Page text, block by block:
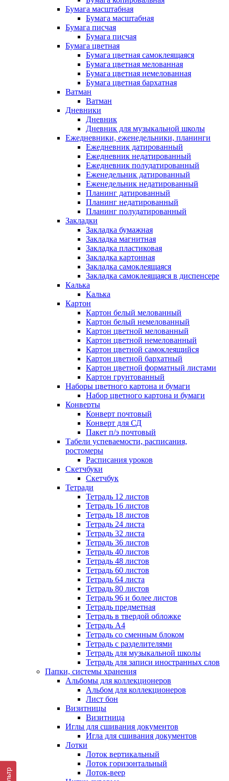
Бумага масштабная
Бумага масштабная
Бумага писчая
Бумага писчая
Бумага цветная
Бумага цветная самоклеящаяся
Бумага цветная мелованная
Бумага цветная немелованная
Бумага цветная бархатная
Ватман
Ватман
Дневники
Дневник
Дневник для музыкальной школы
Ежедневники, еженедельники, планинги
Ежедневник датированный
Ежедневник недатированный
Ежедневник полудатированный
Еженедельник датированный
Еженедельник недатированный
Планинг датированный
Планинг недатированный
Планинг полудатированный
Закладки
Закладка бумажная
Закладка магнитная
Закладка пластиковая
Закладка картонная
Закладка самоклеящаяся
Закладка самоклеящаяся в диспенсере
Калька
Калька
Картон
Картон белый мелованный
Картон белый немелованный
Картон цветной мелованный
Картон цветной немелованный
Картон цветной самоклеящийся
Картон цветной бархатный
Картон цветной форматный листами
Картон грунтованный
Наборы цветного картона и бумаги
Набор цветного картона и бумаги
Конверты
Конверт почтовый
Конверт для СД
Пакет п/э почтовый
Табели успеваемости, расписания,
ростомеры
Расписания уроков
Скетчбуки
Скетчбук
Тетради
Тетрадь 12 листов
Тетрадь 16 листов
Тетрадь 18 листов
Тетрадь 24 листа
Тетрадь 32 листа
Тетрадь 36 листов
Тетрадь 40 листов
Тетрадь 48 листов
Тетрадь 60 листов
Тетрадь 64 листа
Тетрадь 80 листов
Тетрадь 96 и более листов
Тетрадь предметная
Тетрадь в твердой обложке
Тетрадь А4
Тетрадь со сменным блоком
Тетрадь с разделителями
Тетрадь для музыкальной школы
Тетрадь для записи иностранных слов
Папки, системы хранения
Альбомы для коллекционеров
Альбом для коллекционеров
Лист бон
Визитницы
Визитница
Иглы для сшивания документов
Игла для сшивания документов
Лотки
Лоток вертикальный
Лоток горизонтальный
Лоток-веер